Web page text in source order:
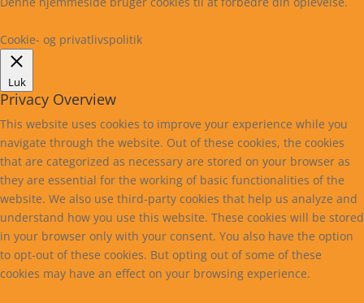
Cookie- og privatlivspolitik
Luk
Privacy Overview
This website uses cookies to improve your experience while you
navigate through the website. Out of these cookies, the cookies
that are categorized as necessary are stored on your browser as
they are essential for the working of basic functionalities of the
website. We also use third-party cookies that help us analyze and
understand how you use this website. These cookies will be stored
in your browser only with your consent. You also have the option
to opt-out of these cookies. But opting out of some of these
cookies may have an effect on your browsing experience.